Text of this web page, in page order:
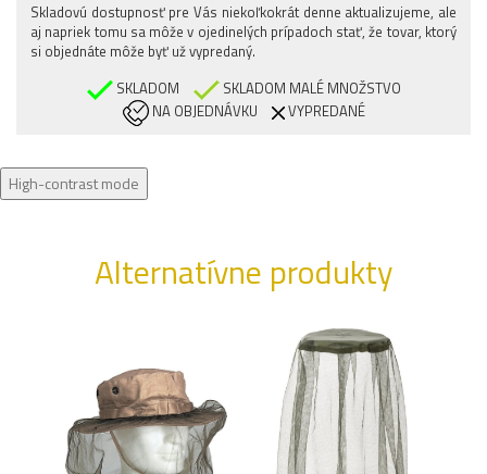
Skladovú dostupnosť pre Vás niekoľkokrát denne aktualizujeme, ale
aj napriek tomu sa môže v ojedinelých prípadoch stať, že tovar, ktorý
si objednáte môže byť už vypredaný.
SKLADOM
SKLADOM MALÉ MNOŽSTVO
NA OBJEDNÁVKU
VYPREDANÉ
High-contrast mode
Alternatívne produkty